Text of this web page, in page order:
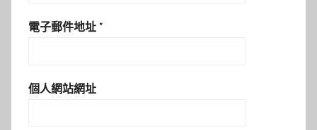
電子郵件地址 *
個人網站網址